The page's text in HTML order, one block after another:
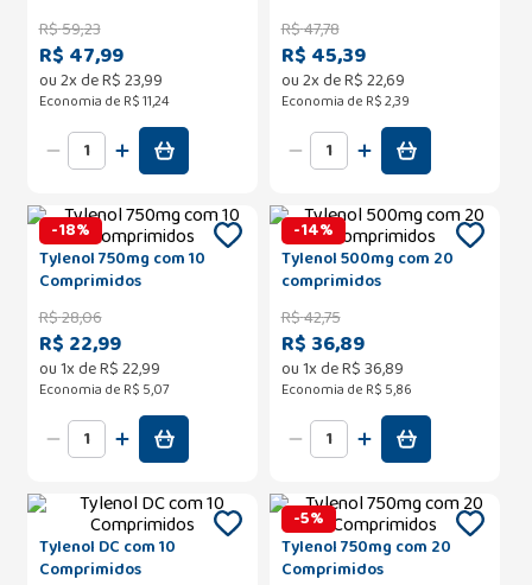
R$59,23
R$ 47,99
ou2x deR$23,99
Economia de R$ 11,24
R$47,78
R$ 45,39
ou2x deR$22,69
Economia de R$ 2,39
-18%
Tylenol 750mg com 10
Comprimidos
R$28,06
R$ 22,99
ou1x deR$22,99
Economia de R$ 5,07
-14%
Tylenol 500mg com 20
comprimidos
R$42,75
R$ 36,89
ou1x deR$36,89
Economia de R$ 5,86
Tylenol DC com 10
Comprimidos
-5%
Tylenol 750mg com 20
Comprimidos